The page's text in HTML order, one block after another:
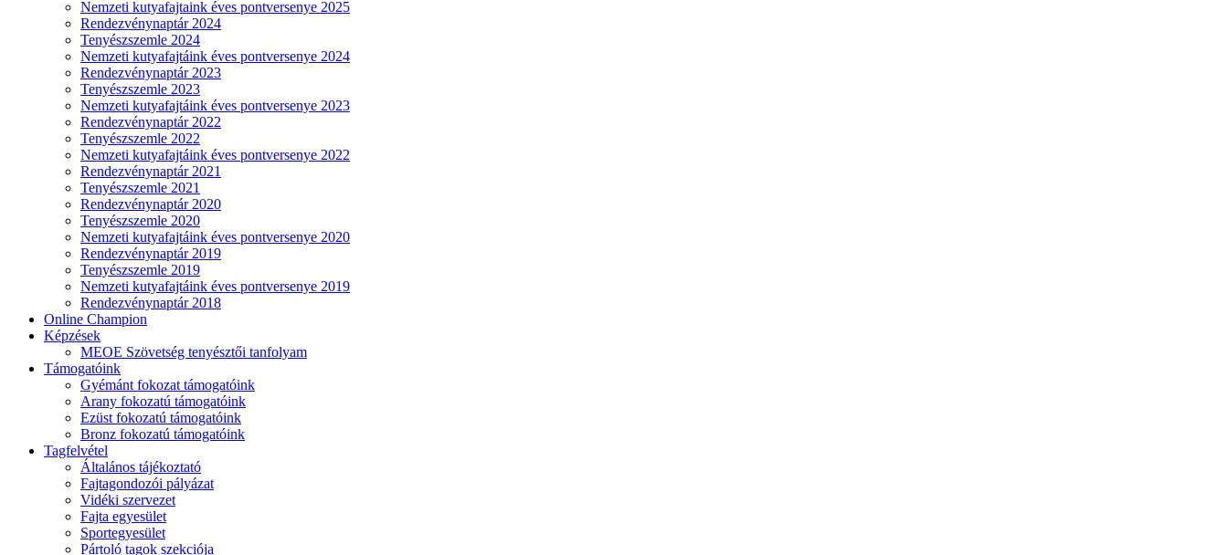
Nemzeti kutyafajtaink éves pontversenye 2025
Rendezvénynaptár 2024
Tenyészszemle 2024
Nemzeti kutyafajtáink éves pontversenye 2024
Rendezvénynaptár 2023
Tenyészszemle 2023
Nemzeti kutyafajtáink éves pontversenye 2023
Rendezvénynaptár 2022
Tenyészszemle 2022
Nemzeti kutyafajtáink éves pontversenye 2022
Rendezvénynaptár 2021
Tenyészszemle 2021
Rendezvénynaptár 2020
Tenyészszemle 2020
Nemzeti kutyafajtáink éves pontversenye 2020
Rendezvénynaptár 2019
Tenyészszemle 2019
Nemzeti kutyafajtáink éves pontversenye 2019
Rendezvénynaptár 2018
Online Champion
Képzések
MEOE Szövetség tenyésztői tanfolyam
Támogatóink
Gyémánt fokozat támogatóink
Arany fokozatú támogatóink
Ezüst fokozatú támogatóink
Bronz fokozatú támogatóink
Tagfelvétel
Általános tájékoztató
Fajtagondozói pályázat
Vidéki szervezet
Fajta egyesület
Sportegyesület
Pártoló tagok szekciója